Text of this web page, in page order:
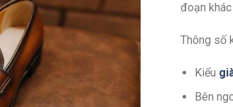
đoạn
Thông số
Kiểu
Bên